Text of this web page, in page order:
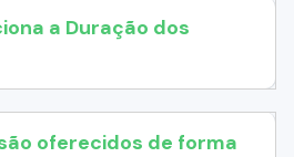
a Duração dos
oferecidos de forma